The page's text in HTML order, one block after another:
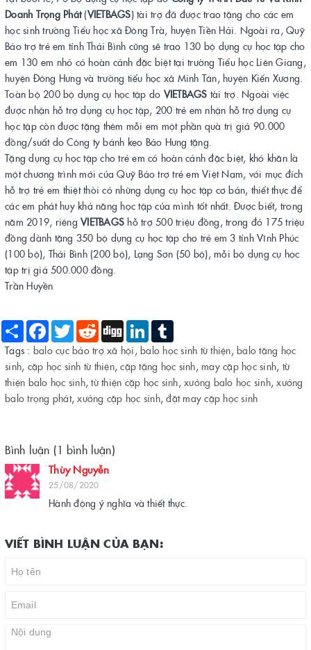
Doanh Trọng Phát(VIETBAGS) tài trợ đã được trao tặng cho các em
học sinh trường Tiểu học xã Đông Trà, huyện Tiền Hải. Ngoài ra, Quỹ
Bảo trợ trẻ em tỉnh Thái Bình cũng sẽ trao 130 bộ dụng cụ học tập cho
em 130 em nhỏ có hoàn cảnh đặc biệt tại trường Tiểu học Liên Giang,
huyện Đông Hưng và trường tiểu học xã Minh Tân, huyện Kiến Xương.
Toàn bộ 200 bộ dụng cụ học tập do VIETBAGS tài trợ. Ngoài việc
được nhận hỗ trợ dụng cụ học tập, 200 trẻ em nhận hỗ trợ dụng cụ
học tập còn được tặng thêm mỗi em một phần quà trị giá 90.000
đồng/suất do Công ty bánh kẹo Bảo Hưng tặng.
Tặng dụng cụ học tập cho trẻ em có hoàn cảnh đặc biệt, khó khăn là
một chương trình mới của Quỹ Bảo trợ trẻ em Việt Nam, với mục đích
hỗ trợ trẻ em thiệt thòi có những dụng cụ học tập cơ bản, thiết thực để
các em phát huy khả năng học tập của mình tốt nhất. Được biết, trong
năm 2019, riêng VIETBAGShỗ trợ 500 triệu đồng, trong đó 175 triệu
đồng dành tặng 350 bộ dụng cụ học tập cho trẻ em 3 tỉnh Vĩnh Phúc
(100 bộ), Thái Bình (200 bộ), Lạng Sơn (50 bộ), mỗi bộ dụng cụ học
tập trị giá 500.000 đồng.
Trần Huyền
Share Facebook
Twitter Reddit Digg LinkedIn
Tags : balo cục bảo trợ xã hội, balo học sinh từ thiện, balo tặng học
sinh, cặp học sinh từ thiện,cặp tặng học sinh, may cặp học sinh, từ
thiện balo học sinh,từ thiện cặp học sinh, xưởng balo học sinh,xưởng
balo trọng phát,xưởng cặp học sinh,đặt may cặp học sinh
Bình luận (1 bình luận)
Thùy Nguyễn
25/08/2020
Hành động ý nghĩa và thiết thực.
VIẾT BÌNH LUẬN CỦA BẠN: